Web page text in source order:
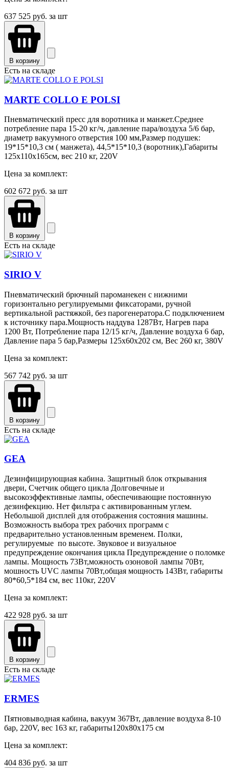
637 525 руб. за шт
В корзину
Есть на складе
MARTE COLLO E POLSI
Пневматический пресс для воротника и манжет.Среднее
потребление пара 15-20 кг/ч, давление пара/воздуха 5/6 бар,
диаметр вакуумного отверстия 100 мм,Размер подушек:
19*15*10,3 см ( манжета), 44,5*15*10,3 (воротник),Габариты
125х110х165см, вес 210 кг, 220V
Цена за комплект:
602 672 руб. за шт
В корзину
Есть на складе
SIRIO V
Пневматический брючный пароманекен с нижними
горизонтально регулируемыми фиксаторами, ручной
вертикальной растяжкой, без парогенератора.С подключением
к источнику пара.Мощность наддува 1287Вт, Нагрев пара
1200 Вт, Потребление пара 12/15 кг/ч, Давление воздуха 6 бар,
Давление пара 5 бар,Размеры 125x60x202 см, Вес 260 кг, 380V
Цена за комплект:
567 742 руб. за шт
В корзину
Есть на складе
GEA
Дезинфицирующиая кабина. Защитный блок открывания
двери, Счетчик общего цикла Долговечные и
высокоэффективные лампы, обеспечивающие постоянную
дезинфекцию. Нет фильтра с активированным углем.
Небольшой дисплей для отображения состояния машины.
Возможность выбора трех рабочих программ с
предварительно установленным временем. Полки,
регулируемые по высоте. Звуковое и визуальное
предупреждение окончания цикла Предупреждение о поломке
лампы. Мощность 73Вт,можность озоновой лампы 70Вт,
мошность UVC лампы 70Вт,общая мощность 143Вт, габариты
80*60,5*184 см, вес 110кг, 220V
Цена за комплект:
422 928 руб. за шт
В корзину
Есть на складе
ERMES
Пятновыводная кабина, вакуум 367Вт, давление воздуха 8-10
бар, 220V, вес 163 кг, габариты120х80х175 см
Цена за комплект:
404 836 руб. за шт